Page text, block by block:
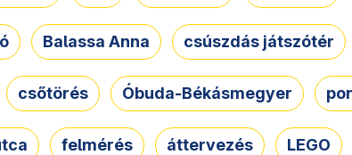
Balassa Anna csúszdás játszótér
csőtörés Óbuda-Békásmegyer
felmérés áttervezés LEGO